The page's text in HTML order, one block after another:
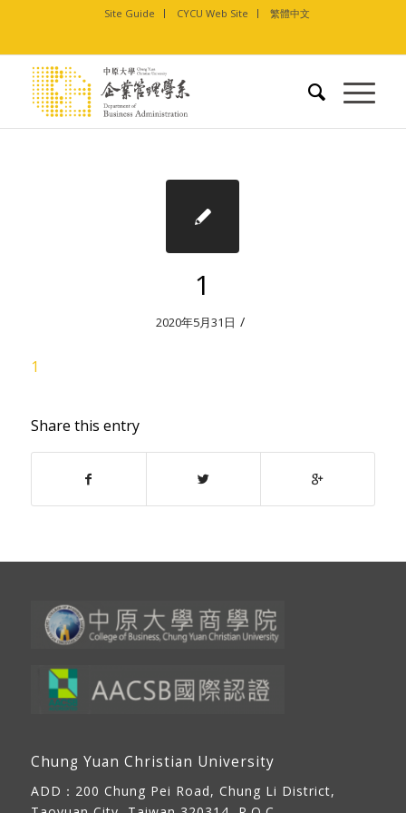
Site Guide CYCU Web Site 繁體中文
1
2020年5月31日 /
1
Share this entry
Chung Yuan Christian University
ADD： 200 Chung Pei Road, Chung Li District,